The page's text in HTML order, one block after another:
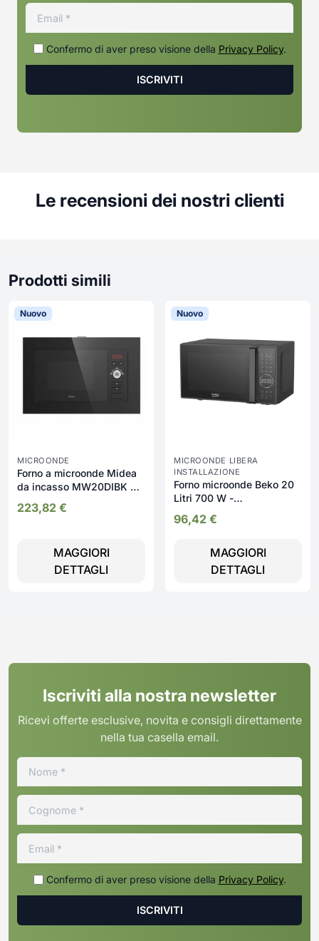
Confermo di aver preso visione della Privacy Policy.
Le recensioni dei nostri clienti
Prodotti simili
Nuovo
MICROONDE
Forno a microonde Midea
da incasso MW20DIBK 20
223,82 €
MAGGIORI
DETTAGLI
Nuovo
MICROONDE LIBERA
INSTALLAZIONE
Forno microonde Beko 20
Litri 700 W -
96,42 €
MAGGIORI
DETTAGLI
Iscriviti alla nostra newsletter
Ricevi offerte esclusive, novita e consigli direttamente
nella tua casella email.
Confermo di aver preso visione della Privacy Policy.